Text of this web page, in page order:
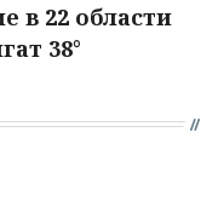
в 22 области
38°